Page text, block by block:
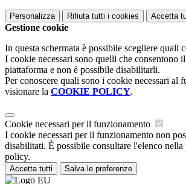
Personalizza Rifiuta tutti i cookies Accetta
Gestione cookie
In questa schermata è possibile scegliere quali
I cookie necessari sono quelli che consentono
piattaforma e non è possibile disabilitarli.
Per conoscere quali sono i cookie necessari al
visionare la COOKIE POLICY.
Cookie necessari per il funzionamento
I cookie necessari per il funzionamento non
disabilitati. È possibile consultare l'elenco
policy.
Accetta tutti Salva le preferenze